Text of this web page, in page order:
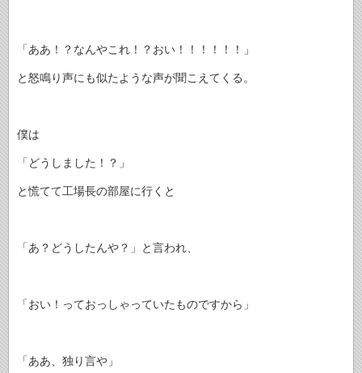
「ああ！？なんやこれ！？おい！！！！！！」
と怒鳴り声にも似たような声が聞こえてくる。
僕は
「どうしました！？」
と慌てて工場長の部屋に行くと
「あ？どうしたんや？」と言われ、
「おい！っておっしゃっていたものですから」
「ああ、独り言や」